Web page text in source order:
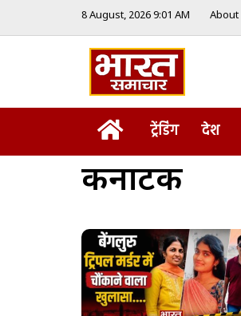
8 August, 2026 9:01 AM About
Homeट्रेंडिंग देश
कर्नाटक